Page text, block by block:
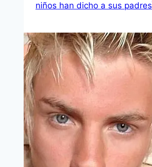
niños han dicho a sus padres